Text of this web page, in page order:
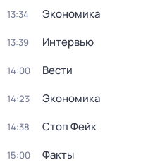
13:34 Экономика
13:39 Интервью
14:00 Вести
14:23 Экономика
14:38 Стоп Фейк
15:00 Факты